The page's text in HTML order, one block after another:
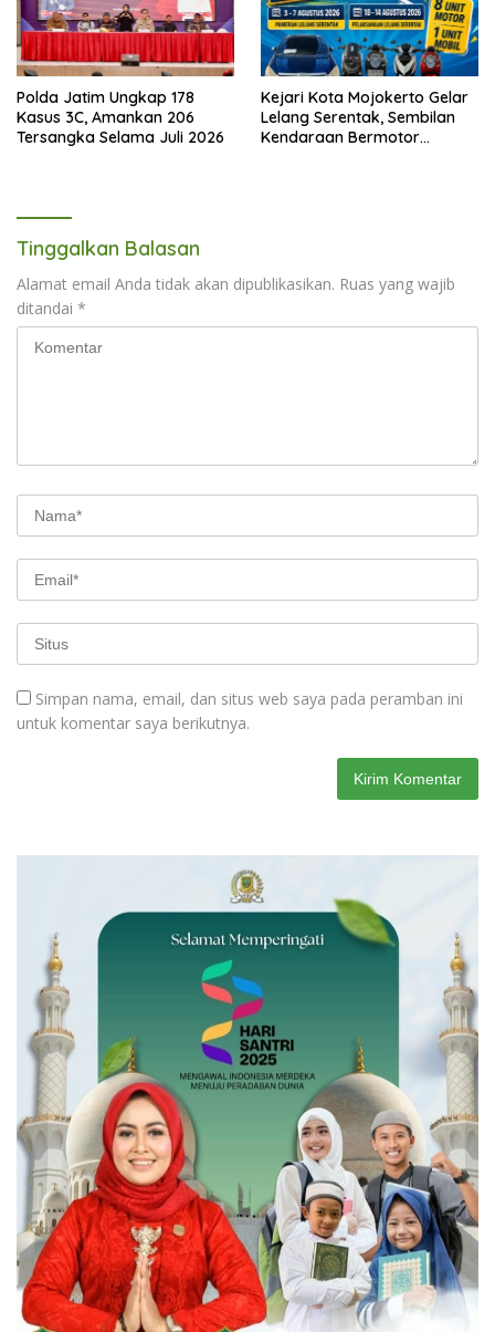
Polda Jatim Ungkap 178
Kasus 3C, Amankan 206
Tersangka Selama Juli 2026
Kejari Kota Mojokerto Gelar
Lelang Serentak, Sembilan
Kendaraan Bermotor
Tinggalkan Balasan
Alamat email Anda tidak akan dipublikasikan. Ruas yang wajib
ditandai *
Simpan nama, email, dan situs web saya pada peramban ini
untuk komentar saya berikutnya.